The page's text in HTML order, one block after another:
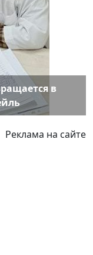
в
Реклама на сайте